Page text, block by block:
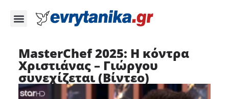
MasterChef 2025: Η κόντρα
Χριστιάνας – Γιώργου
συνεχίζεται (Βίντεο)